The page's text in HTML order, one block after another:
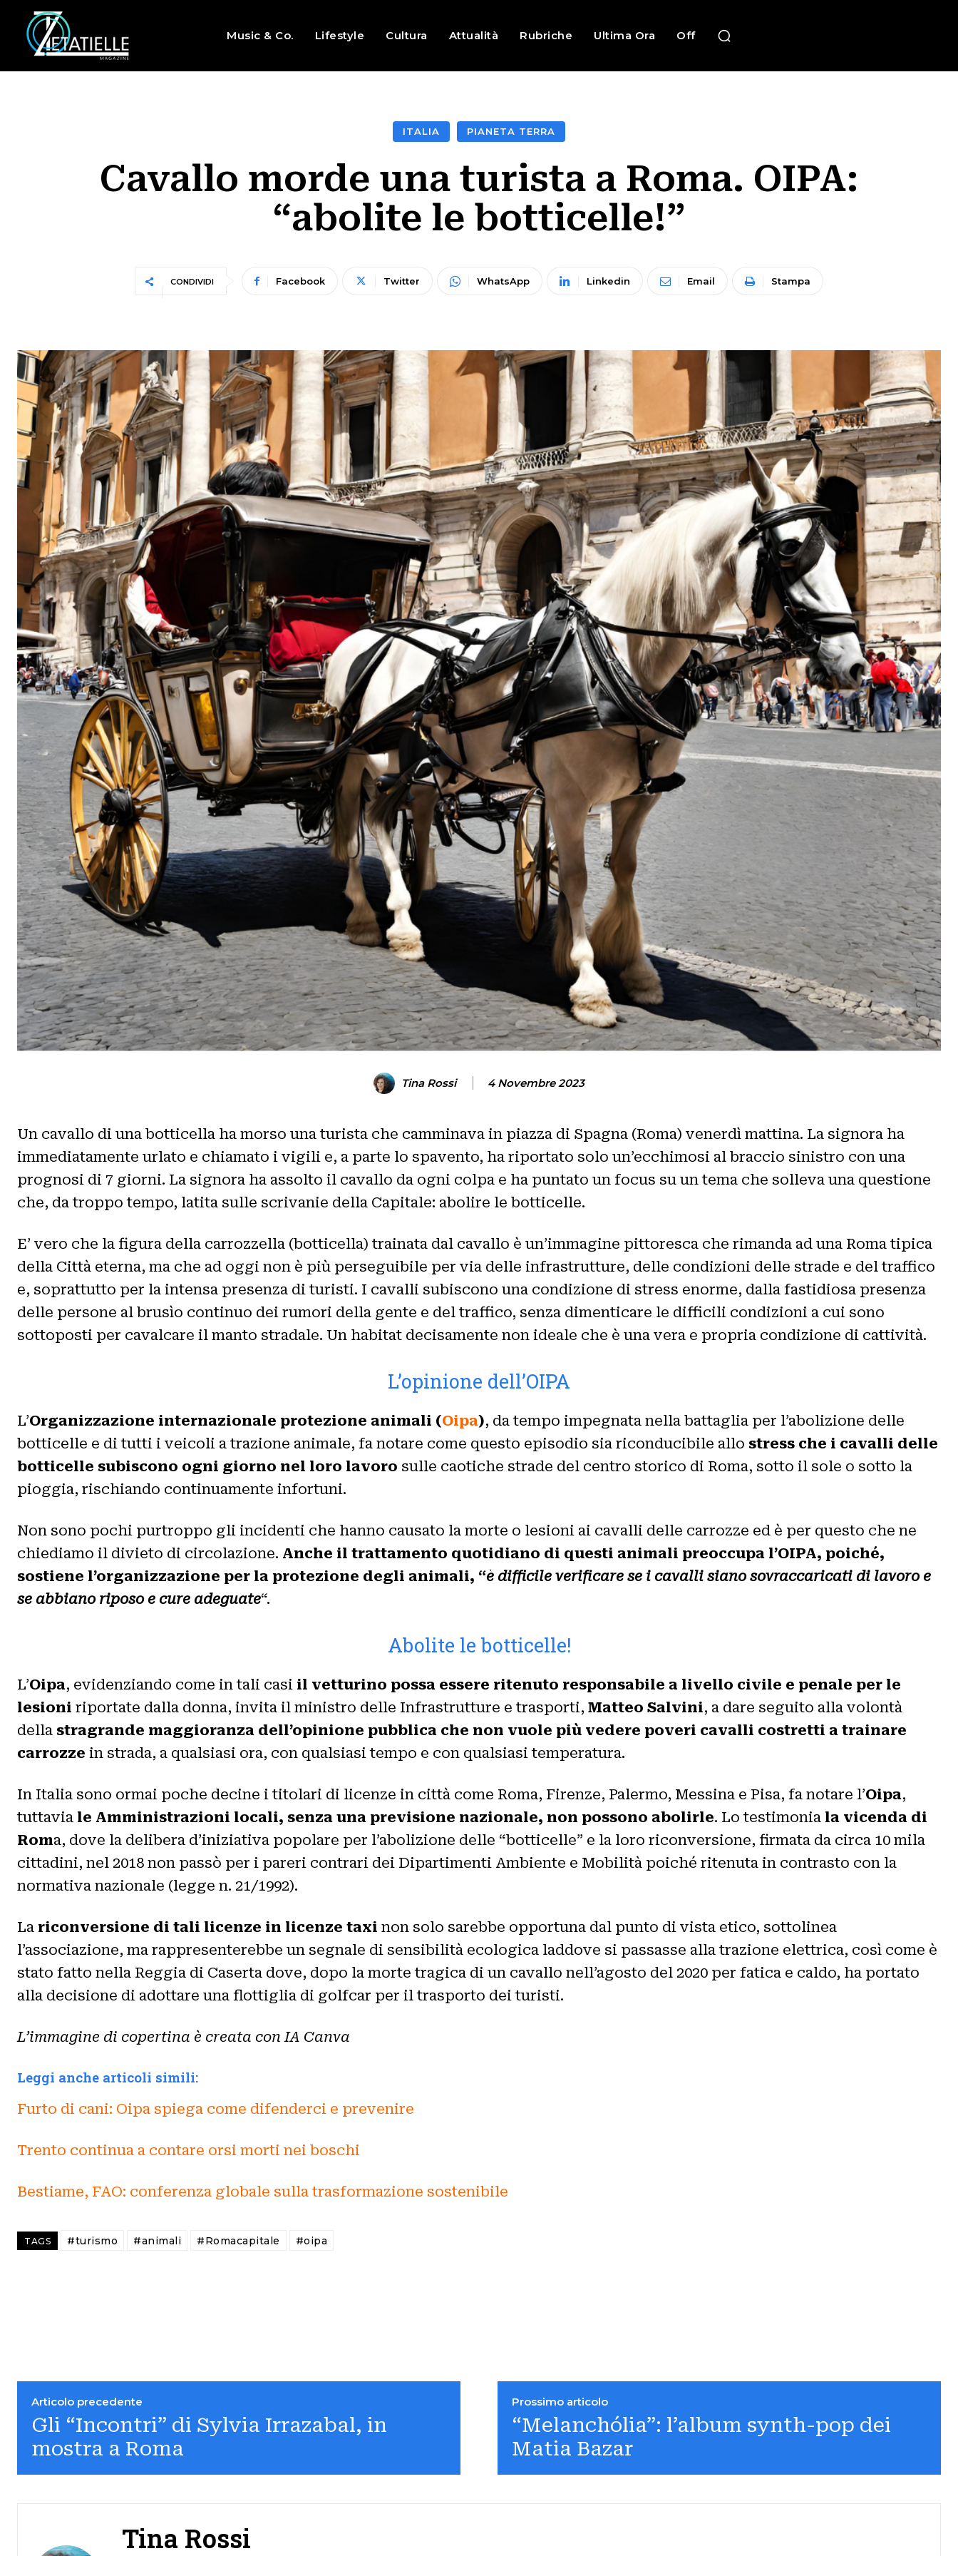
Music & Co. Lifestyle Cultura Attualità Rubriche Ultima Ora Off
ITALIA PIANETA TERRA
Cavallo morde una turista a Roma. OIPA:
“abolite le botticelle!”
CONDIVIDI Facebook Twitter WhatsApp Linkedin Email Stampa
Tina Rossi 4 Novembre 2023
Un cavallo di una botticella ha morso una turista che camminava in piazza di Spagna (Roma) venerdì mattina. La signora ha
immediatamente urlato e chiamato i vigili e, a parte lo spavento, ha riportato solo un’ecchimosi al braccio sinistro con una
prognosi di 7 giorni. La signora ha assolto il cavallo da ogni colpa e ha puntato un focus su un tema che solleva una questione
che, da troppo tempo, latita sulle scrivanie della Capitale: abolire le botticelle.
E’ vero che la figura della carrozzella (botticella) trainata dal cavallo è un’immagine pittoresca che rimanda ad una Roma tipica
della Città eterna, ma che ad oggi non è più perseguibile per via delle infrastrutture, delle condizioni delle strade e del traffico
e, soprattutto per la intensa presenza di turisti. I cavalli subiscono una condizione di stress enorme, dalla fastidiosa presenza
delle persone al brusìo continuo dei rumori della gente e del traffico, senza dimenticare le difficili condizioni a cui sono
sottoposti per cavalcare il manto stradale. Un habitat decisamente non ideale che è una vera e propria condizione di cattività.
L’opinione dell’OIPA
L’Organizzazione internazionale protezione animali (Oipa), da tempo impegnata nella battaglia per l’abolizione delle
botticelle e di tutti i veicoli a trazione animale, fa notare come questo episodio sia riconducibile allo stress che i cavalli delle
botticelle subiscono ogni giorno nel loro lavoro sulle caotiche strade del centro storico di Roma, sotto il sole o sotto la
pioggia, rischiando continuamente infortuni.
Non sono pochi purtroppo gli incidenti che hanno causato la morte o lesioni ai cavalli delle carrozze ed è per questo che ne
chiediamo il divieto di circolazione. Anche il trattamento quotidiano di questi animali preoccupa l’OIPA, poiché,
sostiene l’organizzazione per la protezione degli animali, “è difficile verificare se i cavalli siano sovraccaricati di lavoro e
se abbiano riposo e cure adeguate“.
Abolite le botticelle!
L’Oipa, evidenziando come in tali casi il vetturino possa essere ritenuto responsabile a livello civile e penale per le
lesioni riportate dalla donna, invita il ministro delle Infrastrutture e trasporti, Matteo Salvini, a dare seguito alla volontà
della stragrande maggioranza dell’opinione pubblica che non vuole più vedere poveri cavalli costretti a trainare
carrozze in strada, a qualsiasi ora, con qualsiasi tempo e con qualsiasi temperatura.
In Italia sono ormai poche decine i titolari di licenze in città come Roma, Firenze, Palermo, Messina e Pisa, fa notare l’Oipa,
tuttavia le Amministrazioni locali, senza una previsione nazionale, non possono abolirle. Lo testimonia la vicenda di
Roma, dove la delibera d’iniziativa popolare per l’abolizione delle “botticelle” e la loro riconversione, firmata da circa 10 mila
cittadini, nel 2018 non passò per i pareri contrari dei Dipartimenti Ambiente e Mobilità poiché ritenuta in contrasto con la
normativa nazionale (legge n. 21/1992).
La riconversione di tali licenze in licenze taxi non solo sarebbe opportuna dal punto di vista etico, sottolinea
l’associazione, ma rappresenterebbe un segnale di sensibilità ecologica laddove si passasse alla trazione elettrica, così come è
stato fatto nella Reggia di Caserta dove, dopo la morte tragica di un cavallo nell’agosto del 2020 per fatica e caldo, ha portato
alla decisione di adottare una flottiglia di golfcar per il trasporto dei turisti.
L’immagine di copertina è creata con IA Canva
Leggi anche articoli simili:
Furto di cani: Oipa spiega come difenderci e prevenire
Trento continua a contare orsi morti nei boschi
Bestiame, FAO: conferenza globale sulla trasformazione sostenibile
TAGS #turismo #animali #Romacapitale #oipa
Articolo precedente
Gli “Incontri” di Sylvia Irrazabal, in
mostra a Roma
Prossimo articolo
“Melanchólia”: l’album synth-pop dei
Matia Bazar
Tina Rossi